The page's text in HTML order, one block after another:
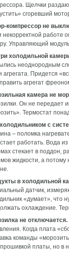
Щелчки
сгоревший
компрессор не
некорректной работе
Управляющий
холодильной
неоднородным
агрегата. Придется
агрегат
камера не
Он не передает
Термостат
с
– поломка
работать. Вода
стекает в поддон,
жидкости, а потому
в холодильной
датчик,
«думает», что
охлаждение.
не отключается.
Когда плата
команды
платы, но в